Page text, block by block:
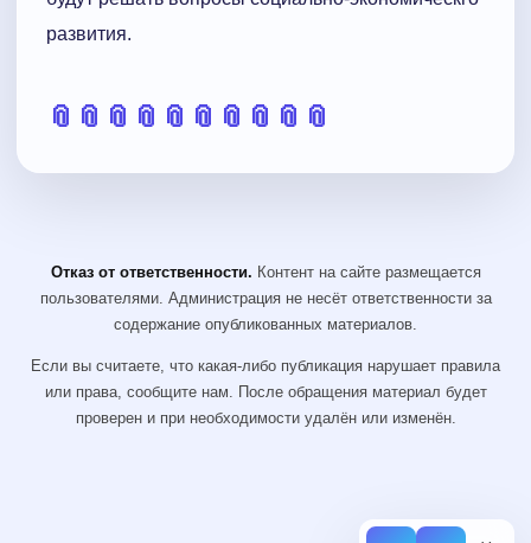
развития.
📎 📎 📎 📎 📎 📎 📎 📎 📎 📎
Отказ от ответственности. Контент на сайте размещается
пользователями. Администрация не несёт ответственности за
содержание опубликованных материалов.
Если вы считаете, что какая-либо публикация нарушает правила
или права, сообщите нам. После обращения материал будет
проверен и при необходимости удалён или изменён.